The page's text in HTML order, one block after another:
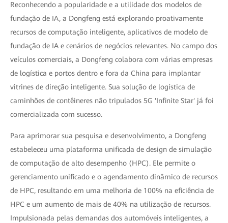
Reconhecendo a popularidade e a utilidade dos modelos de
fundação de IA, a Dongfeng está explorando proativamente
recursos de computação inteligente, aplicativos de modelo de
fundação de IA e cenários de negócios relevantes. No campo dos
veículos comerciais, a Dongfeng colabora com várias empresas
de logística e portos dentro e fora da China para implantar
vitrines de direção inteligente. Sua solução de logística de
caminhões de contêineres não tripulados 5G 'Infinite Star' já foi
comercializada com sucesso.
Para aprimorar sua pesquisa e desenvolvimento, a Dongfeng
estabeleceu uma plataforma unificada de design de simulação
de computação de alto desempenho (HPC). Ele permite o
gerenciamento unificado e o agendamento dinâmico de recursos
de HPC, resultando em uma melhoria de 100% na eficiência de
HPC e um aumento de mais de 40% na utilização de recursos.
Impulsionada pelas demandas dos automóveis inteligentes, a